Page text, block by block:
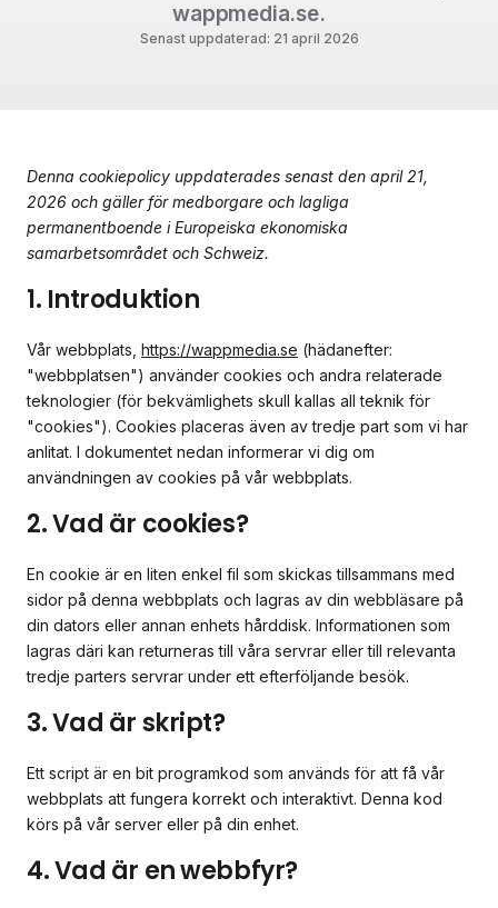
wappmedia.se.
Senast uppdaterad: 21 april 2026
Denna cookiepolicy uppdaterades senast den april 21,
2026 och gäller för medborgare och lagliga
permanentboende i Europeiska ekonomiska
samarbetsområdet och Schweiz.
1. Introduktion
Vår webbplats, https://wappmedia.se (hädanefter:
"webbplatsen") använder cookies och andra relaterade
teknologier (för bekvämlighets skull kallas all teknik för
"cookies"). Cookies placeras även av tredje part som vi har
anlitat. I dokumentet nedan informerar vi dig om
användningen av cookies på vår webbplats.
2. Vad är cookies?
En cookie är en liten enkel fil som skickas tillsammans med
sidor på denna webbplats och lagras av din webbläsare på
din dators eller annan enhets hårddisk. Informationen som
lagras däri kan returneras till våra servrar eller till relevanta
tredje parters servrar under ett efterföljande besök.
3. Vad är skript?
Ett script är en bit programkod som används för att få vår
webbplats att fungera korrekt och interaktivt. Denna kod
körs på vår server eller på din enhet.
4. Vad är en webbfyr?